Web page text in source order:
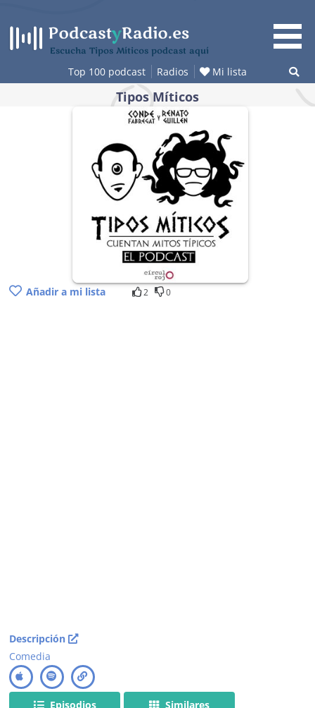
contenido
Escucha Tipos Míticos podcast aquí
Top 100 podcast Radios Mi lista
Tipos Míticos
Añadir a mi lista 2 0
Descripción
Comedia
Episodios
Similares